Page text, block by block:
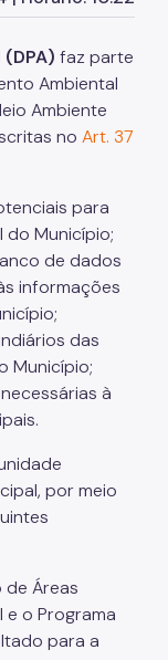
faz parte
Ambiental
Ambiente
no Art. 37
para
Município;
de dados
informações
das
Município;
à
por meio
de Áreas
e o Programa
para a